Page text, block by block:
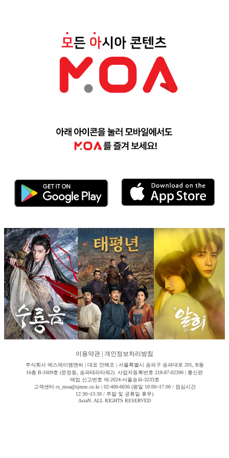
이용약관 개인정보처리방침
주식회사 에스제이엠엔씨 | 대표 안해조 | 서울특별시 송파구 송파대로 201, B동
16층 B-1609호 (문정동, 송파테라타워2) 사업자등록번호 218-87-02390 | 통신판
매업 신고번호 제-2024-서울송파-3233호
고객센터 cs_moa@sjmnc.co.kr | 02-400-6036 (평일 10:00~17:00 / 점심시간
12:30~13:30 / 주말 및 공휴일 휴무)
AsiaN. ALL RIGHTS RESERVED